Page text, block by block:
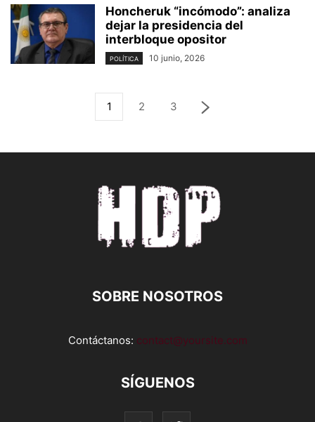
Honcheruk “incómodo”: analiza
dejar la presidencia del
interbloque opositor
POLÍTICA 10 junio, 2026
1 2 3
SOBRE NOSOTROS
Contáctanos: contact@yoursite.com
SÍGUENOS